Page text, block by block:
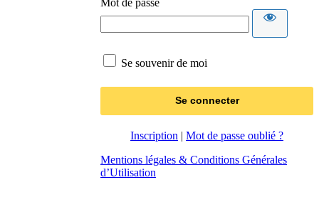
Se souvenir de moi
Inscription | Mot de passe oublié ?
Mentions légales & Conditions Générales
d’Utilisation